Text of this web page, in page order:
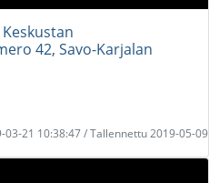
42, Savo-Karjalan
03-21 10:38:47 / Tallennettu 2019-05-09